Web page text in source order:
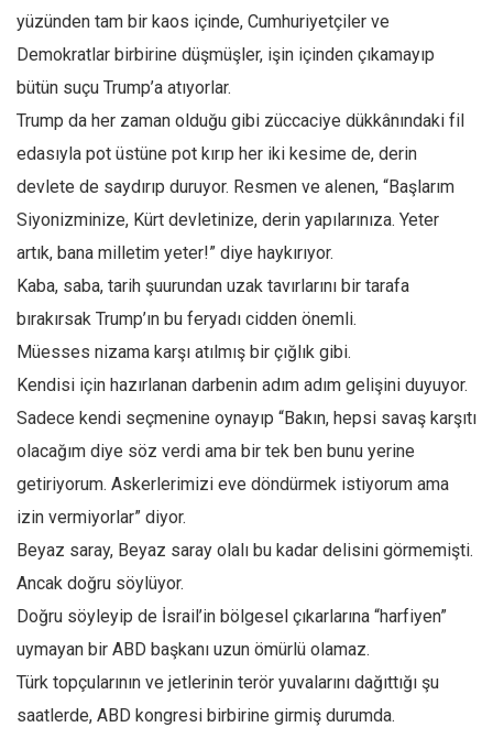
» Yazar arşivi
Bu Sayı
Tüm Sayılar
Kategoriler
Kitap
Karisi kitap sualleri
7 soruda bu hafta
Ekonomi
Spor
Manzara
Sağlık
Gıda-Beslenme
Siyaset
Dünya
Avrupa
Asya
Afrika
yüzünden tam bir kaos içinde, Cumhuriyetçiler ve
Demokratlar birbirine düşmüşler, işin içinden çıkamayıp
bütün suçu Trump’a atıyorlar.
Trump da her zaman olduğu gibi züccaciye dükkânındaki fil
edasıyla pot üstüne pot kırıp her iki kesime de, derin
devlete de saydırıp duruyor. Resmen ve alenen, “Başlarım
Siyonizminize, Kürt devletinize, derin yapılarınıza. Yeter
artık, bana milletim yeter!” diye haykırıyor.
Kaba, saba, tarih şuurundan uzak tavırlarını bir tarafa
bırakırsak Trump’ın bu feryadı cidden önemli.
Müesses nizama karşı atılmış bir çığlık gibi.
Kendisi için hazırlanan darbenin adım adım gelişini duyuyor.
Sadece kendi seçmenine oynayıp “Bakın, hepsi savaş karşıtı
olacağım diye söz verdi ama bir tek ben bunu yerine
getiriyorum. Askerlerimizi eve döndürmek istiyorum ama
izin vermiyorlar” diyor.
Beyaz saray, Beyaz saray olalı bu kadar delisini görmemişti.
Ancak doğru söylüyor.
Doğru söyleyip de İsrail’in bölgesel çıkarlarına “harfiyen”
uymayan bir ABD başkanı uzun ömürlü olamaz.
Türk topçularının ve jetlerinin terör yuvalarını dağıttığı şu
saatlerde, ABD kongresi birbirine girmiş durumda.